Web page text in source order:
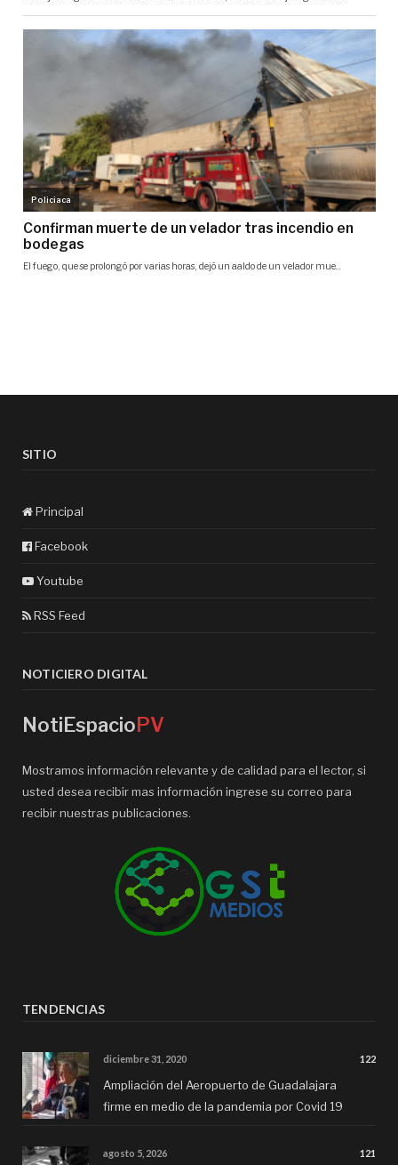
SITIO
Principal
Facebook
Youtube
RSS Feed
NOTICIERO DIGITAL
NotiEspacioPV
Mostramos información relevante y de calidad para el lector, si
usted desea recibir mas información ingrese su correo para
recibir nuestras publicaciones.
TENDENCIAS
diciembre 31, 2020 122
Ampliación del Aeropuerto de Guadalajara
firme en medio de la pandemia por Covid 19
agosto 5, 2026 121